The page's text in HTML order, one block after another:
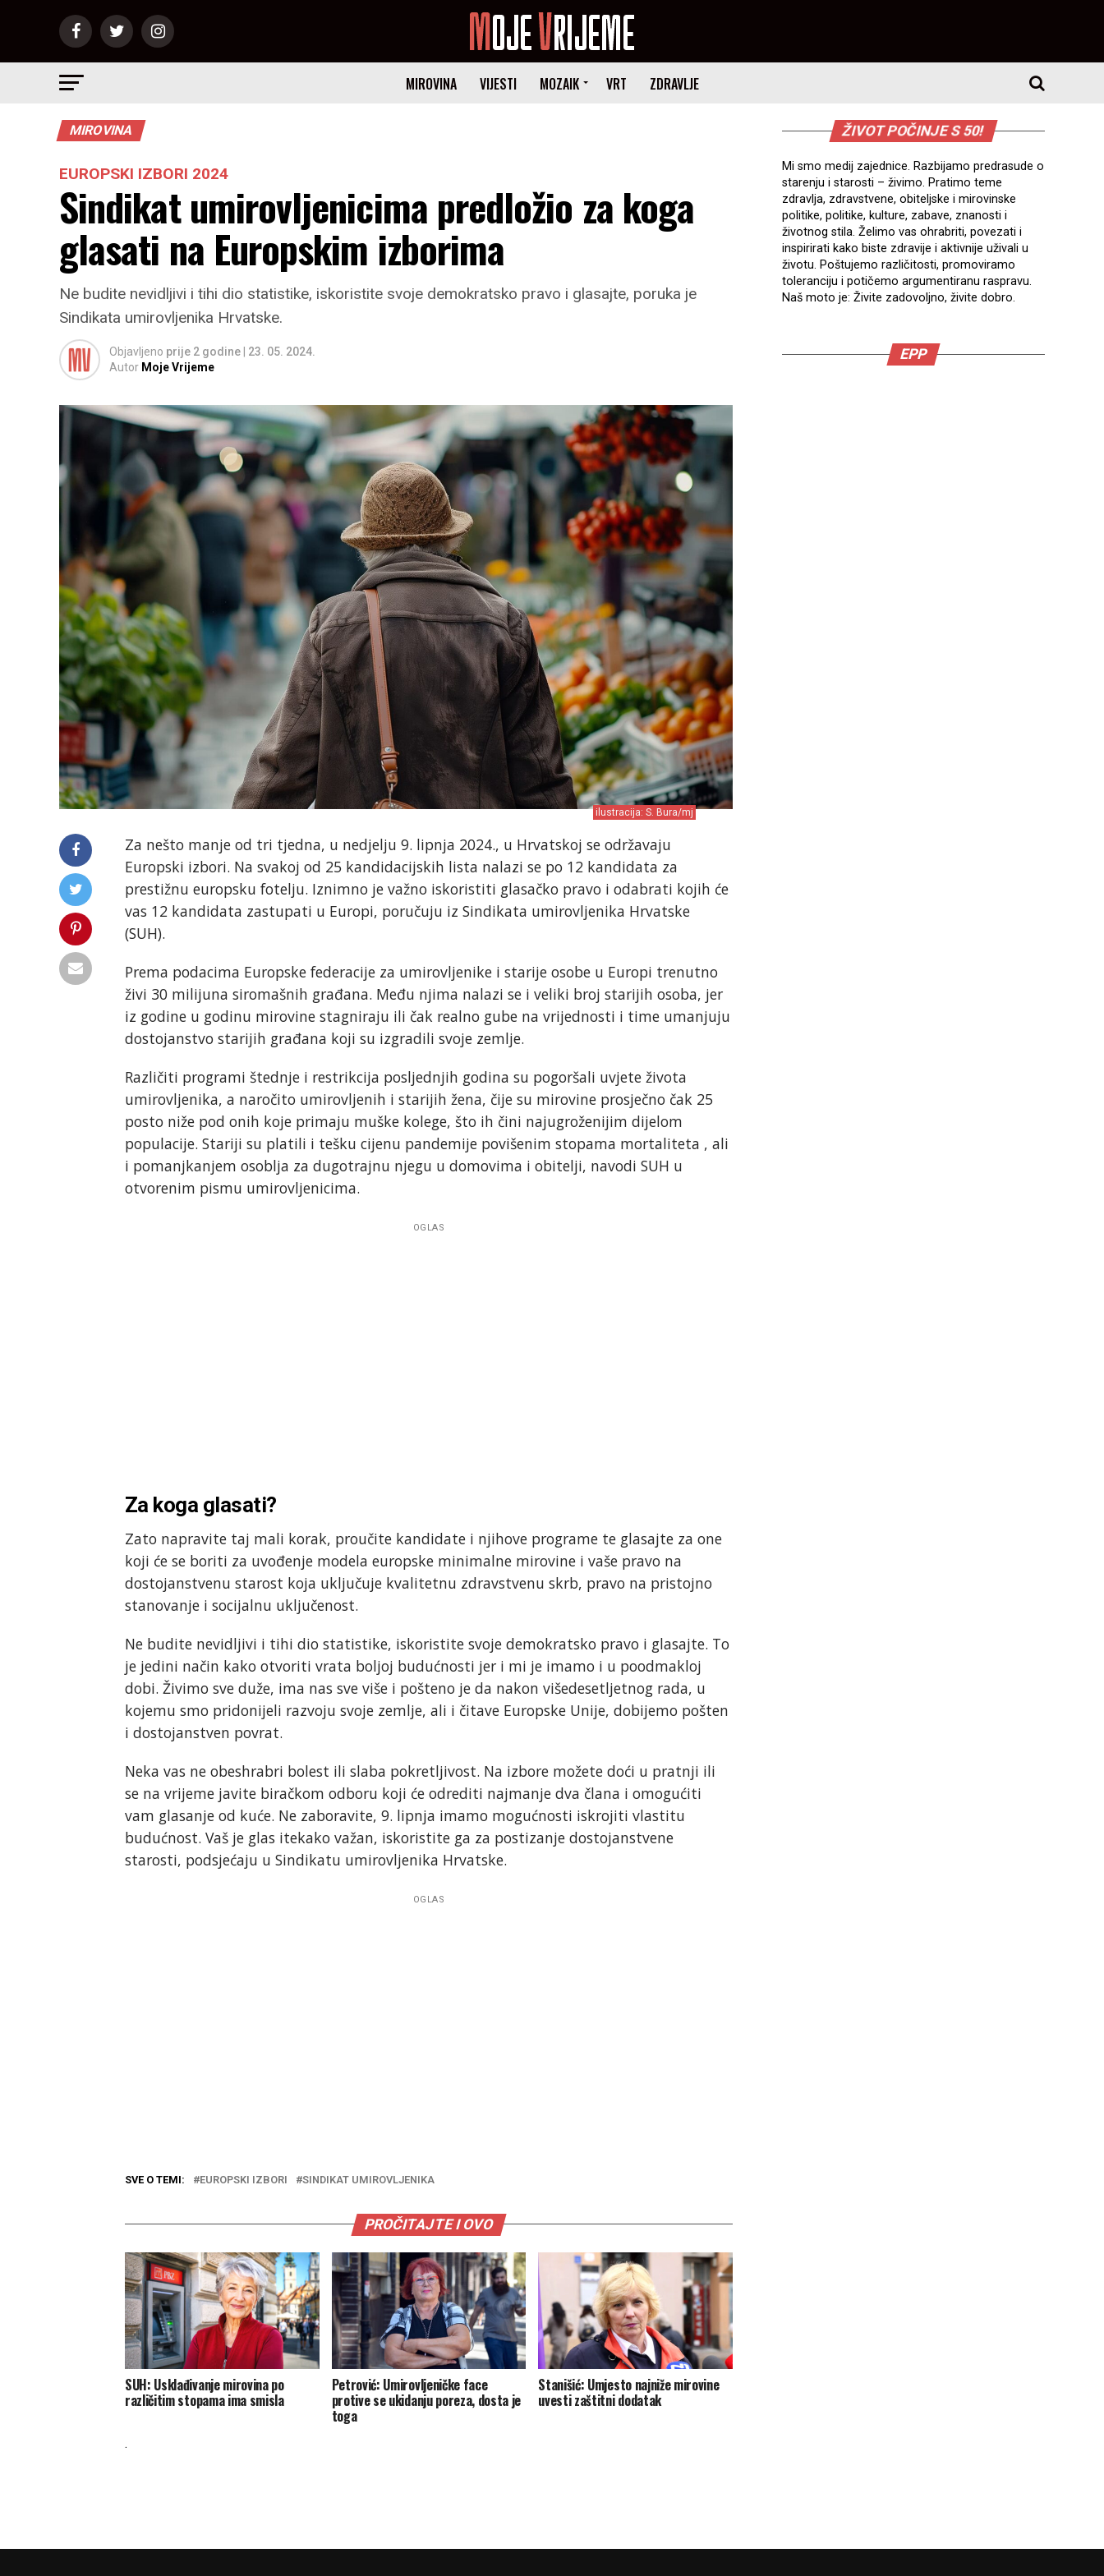
MIROVINA VIJESTI MOZAIK VRT ZDRAVLJE
MIROVINA
EUROPSKI IZBORI 2024
Sindikat umirovljenicima predložio za koga
glasati na Europskim izborima
Ne budite nevidljivi i tihi dio statistike, iskoristite svoje demokratsko pravo i glasajte, poruka je
Sindikata umirovljenika Hrvatske.
Objavljeno prije 2 godine
23. 05. 2024.
Autor Moje Vrijeme
ilustracija: S. Bura/mj
Za nešto manje od tri tjedna, u nedjelju 9. lipnja 2024., u Hrvatskoj se održavaju
Europski izbori. Na svakoj od 25 kandidacijskih lista nalazi se po 12 kandidata za
prestižnu europsku fotelju. Iznimno je važno iskoristiti glasačko pravo i odabrati kojih će
vas 12 kandidata zastupati u Europi, poručuju iz Sindikata umirovljenika Hrvatske
(SUH).
Prema podacima Europske federacije za umirovljenike i starije osobe u Europi trenutno
živi 30 milijuna siromašnih građana. Među njima nalazi se i veliki broj starijih osoba, jer
iz godine u godinu mirovine stagniraju ili čak realno gube na vrijednosti i time umanjuju
dostojanstvo starijih građana koji su izgradili svoje zemlje.
Različiti programi štednje i restrikcija posljednjih godina su pogoršali uvjete života
umirovljenika, a naročito umirovljenih i starijih žena, čije su mirovine prosječno čak 25
posto niže pod onih koje primaju muške kolege, što ih čini najugroženijim dijelom
populacije. Stariji su platili i tešku cijenu pandemije povišenim stopama mortaliteta , ali
i pomanjkanjem osoblja za dugotrajnu njegu u domovima i obitelji, navodi SUH u
otvorenim pismu umirovljenicima.
OGLAS
Za koga glasati?
Zato napravite taj mali korak, proučite kandidate i njihove programe te glasajte za one
koji će se boriti za uvođenje modela europske minimalne mirovine i vaše pravo na
dostojanstvenu starost koja uključuje kvalitetnu zdravstvenu skrb, pravo na pristojno
stanovanje i socijalnu uključenost.
Ne budite nevidljivi i tihi dio statistike, iskoristite svoje demokratsko pravo i glasajte. To
je jedini način kako otvoriti vrata boljoj budućnosti jer i mi je imamo i u poodmakloj
dobi. Živimo sve duže, ima nas sve više i pošteno je da nakon višedesetljetnog rada, u
kojemu smo pridonijeli razvoju svoje zemlje, ali i čitave Europske Unije, dobijemo pošten
i dostojanstven povrat.
Neka vas ne obeshrabri bolest ili slaba pokretljivost. Na izbore možete doći u pratnji ili
se na vrijeme javite biračkom odboru koji će odrediti najmanje dva člana i omogućiti
vam glasanje od kuće. Ne zaboravite, 9. lipnja imamo mogućnosti iskrojiti vlastitu
budućnost. Vaš je glas itekako važan, iskoristite ga za postizanje dostojanstvene
starosti, podsjećaju u Sindikatu umirovljenika Hrvatske.
OGLAS
SVE O TEMI: EUROPSKI IZBORI SINDIKAT UMIROVLJENIKA
PROČITAJTE I OVO
SUH: Usklađivanje mirovina po
različitim stopama ima smisla
Petrović: Umirovljeničke face
protive se ukidanju poreza, dosta je
toga
Stanišić: Umjesto najniže mirovine
uvesti zaštitni dodatak
.
ŽIVOT POČINJE S 50!
Mi smo medij zajednice. Razbijamo predrasude o
starenju i starosti – živimo. Pratimo teme
zdravlja, zdravstvene, obiteljske i mirovinske
politike, politike, kulture, zabave, znanosti i
životnog stila. Želimo vas ohrabriti, povezati i
inspirirati kako biste zdravije i aktivnije uživali u
životu. Poštujemo različitosti, promoviramo
toleranciju i potičemo argumentiranu raspravu.
Naš moto je: Živite zadovoljno, živite dobro.
EPP